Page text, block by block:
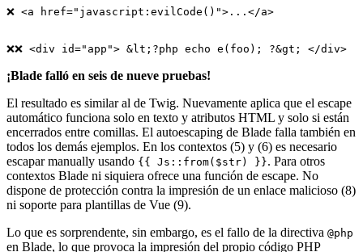
❌ <a href="javascript:evilCode()">...</a>
¡Blade falló en seis de nueve pruebas!
El resultado es similar al de Twig. Nuevamente aplica que el escape
automático funciona solo en texto y atributos HTML y solo si están
encerrados entre comillas. El autoescaping de Blade falla también en
todos los demás ejemplos. En los contextos (5) y (6) es necesario
escapar manually usando {{ Js::from($str) }}. Para otros
contextos Blade ni siquiera ofrece una función de escape. No
dispone de protección contra la impresión de un enlace malicioso (8)
ni soporte para plantillas de Vue (9).
Lo que es sorprendente, sin embargo, es el fallo de la directiva @php
en Blade, lo que provoca la impresión del propio código PHP